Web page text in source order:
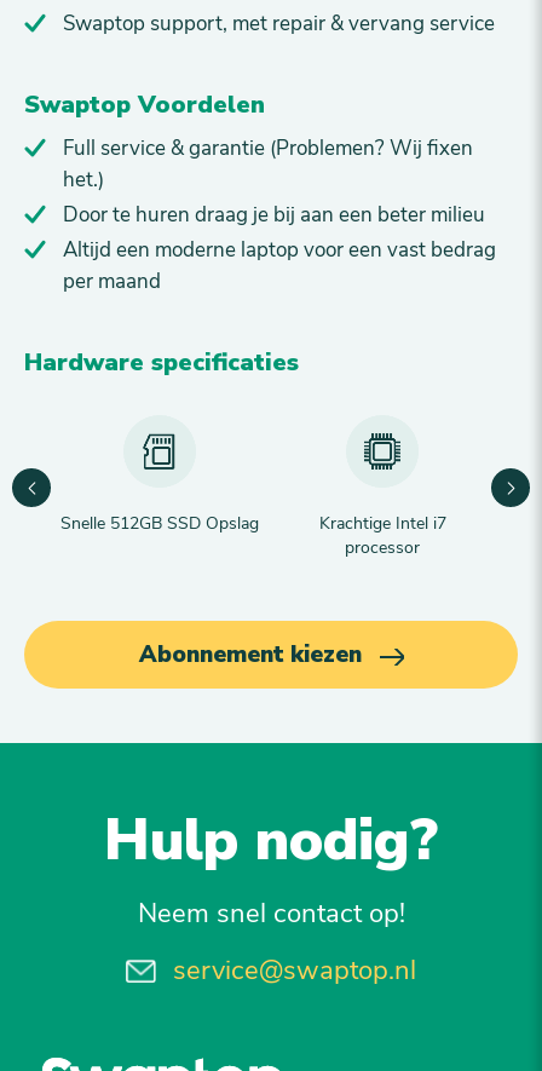
Swaptop support, met repair & vervang service
Swaptop Voordelen
Full service & garantie (Problemen? Wij fixen
het.)
Door te huren draag je bij aan een beter milieu
Altijd een moderne laptop voor een vast bedrag
per maand
Hardware specificaties
Snelle 512GB SSD Opslag
Krachtige Intel i7
processor
Abonnement kiezen
Hulp nodig?
Neem snel contact op!
service@swaptop.nl